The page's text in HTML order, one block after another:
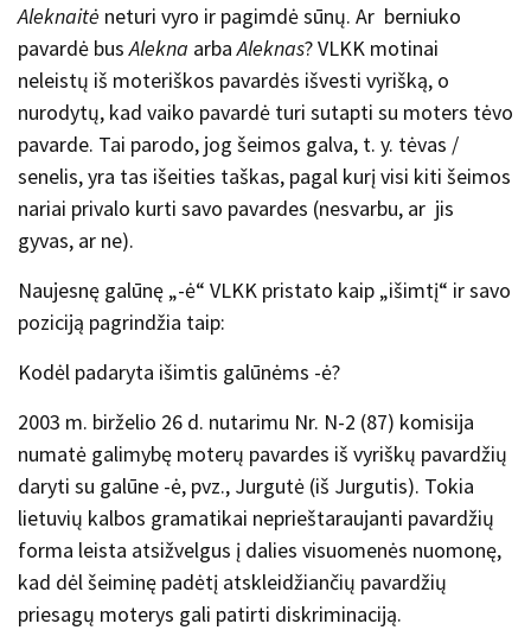
Aleknaitė neturi vyro ir pagimdė sūnų. Ar berniuko
pavardė busAlekna arbaAleknas? VLKK motinai
neleistų iš moteriškos pavardės išvesti vyrišką, o
nurodytų, kad vaiko pavardė turi sutapti su moters tėvo
pavarde. Tai parodo, jog šeimos galva, t. y. tėvas /
senelis, yra tas išeities taškas, pagal kurį visi kiti šeimos
nariai privalo kurti savo pavardes (nesvarbu, ar jis
gyvas, ar ne).
Naujesnę galūnę „-ė“ VLKK pristato kaip „išimtį“ ir savo
poziciją pagrindžia taip:
Kodėl padaryta išimtis galūnėms -ė?
2003 m. birželio 26 d. nutarimu Nr. N-2 (87) komisija
numatė galimybę moterų pavardes iš vyriškų pavardžių
daryti su galūne -ė, pvz., Jurgutė (iš Jurgutis). Tokia
lietuvių kalbos gramatikai neprieštaraujanti pavardžių
forma leista atsižvelgus į dalies visuomenės nuomonę,
kad dėl šeiminę padėtį atskleidžiančių pavardžių
priesagų moterys gali patirti diskriminaciją.